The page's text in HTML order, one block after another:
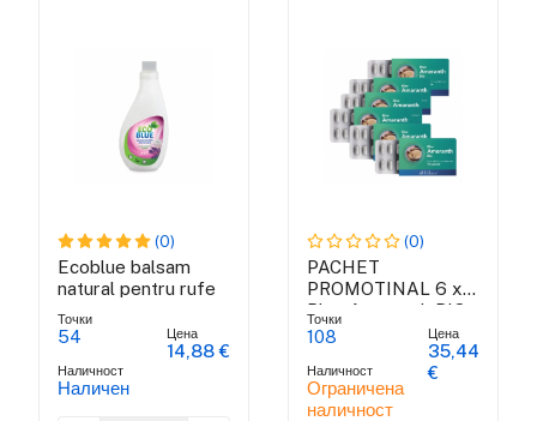
(0)
Ecoblue balsam
natural pentru rufe
Точки
54
Наличност
Наличен
Цена
14,88 €
(0)
PACHET
PROMOTINAL 6 x
Blue Amaranth BIO
Точки
108
Наличност
Ограничена
наличност
Цена
35,44
€